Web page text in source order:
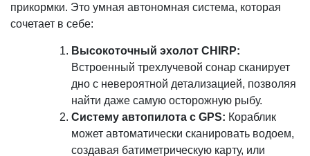
прикормки. Это умная автономная система, которая
сочетает в себе:
Высокоточный эхолот CHIRP:
Встроенный трехлучевой сонар сканирует
дно с невероятной детализацией, позволяя
найти даже самую осторожную рыбу.
Систему автопилота с GPS: Кораблик
может автоматически сканировать водоем,
создавая батиметрическую карту, или